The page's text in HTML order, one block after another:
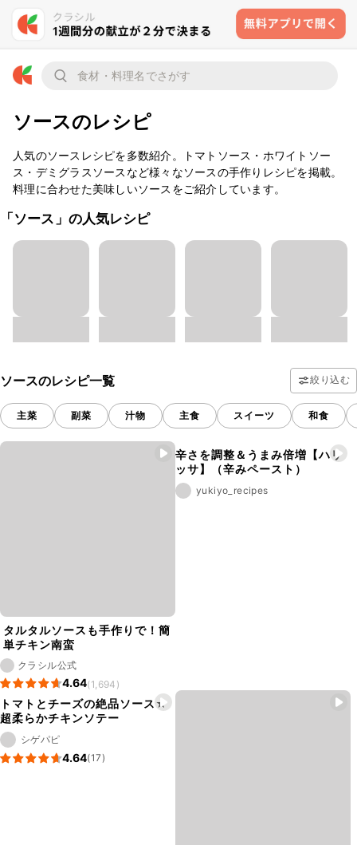
ソースのレシピ
人気のソースレシピを多数紹介。トマトソース・ホワイトソー
ス・デミグラスソースなど様々なソースの手作りレシピを掲載。
料理に合わせた美味しいソースをご紹介しています。
「ソース」の人気レシピ
ソースのレシピ一覧 絞り込む
主菜 副菜 汁物 主食 スイーツ 和食
タルタルソースも手作りで！簡
単チキン南蛮
クラシル公式
4.64(1,694)
辛さを調整＆うまみ倍増【ハリ
ッサ】（辛みペースト）
yukiyo_recipes
トマトとチーズの絶品ソース★
超柔らかチキンソテー
シゲパピ
4.64(17)